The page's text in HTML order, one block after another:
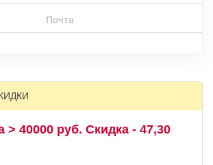
Почта
> 40000 руб. Скидка - 47,30